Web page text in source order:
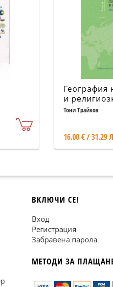
в
География
и
общности в
Европа,
Тони Трайков
16.00 € / 31.29
ВКЛЮЧИ СЕ!
Вход
Регистрация
Забравена парола
МЕТОДИ ЗА